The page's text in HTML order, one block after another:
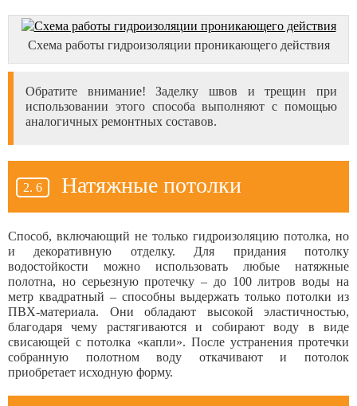
Схема работы гидроизоляции проникающего действия
Обратите внимание! Заделку швов и трещин при
использовании этого способа выполняют с помощью
аналогичных ремонтных составов.
Натяжные потолки
Способ, включающий не только гидроизоляцию потолка, но
и декоративную отделку. Для придания потолку
водостойкости можно использовать любые натяжные
полотна, но серьезную протечку – до 100 литров воды на
метр квадратный – способны выдержать только потолки из
ПВХ-материала. Они обладают высокой эластичностью,
благодаря чему растягиваются и собирают воду в виде
свисающей с потолка «капли». После устранения протечки
собранную полотном воду откачивают и потолок
приобретает исходную форму.